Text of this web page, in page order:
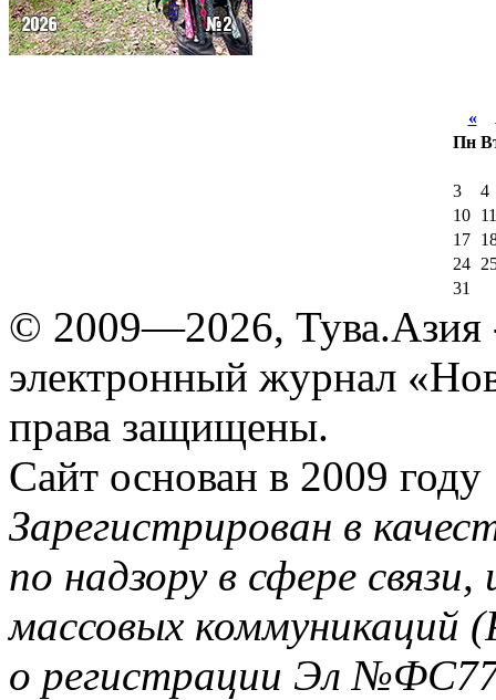
«
Пн
3
4
10
11
17
24
31
© 2009—2026, Тува.Азия
электронный журнал
права защищены.
Сайт основан в 2009 году
Зарегистрирован в
по надзору в сфере
массовых коммуникаций
о регистрации Эл